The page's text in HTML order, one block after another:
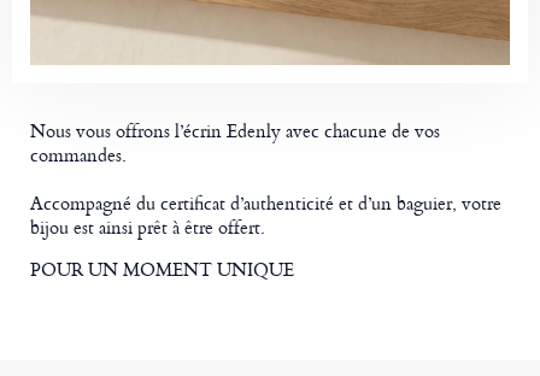
Nous vous offrons l’écrin Edenly avec chacune de vos
commandes.
Accompagné du certificat d’authenticité et d’un baguier, votre
bijou est ainsi prêt à être offert.
POUR UN MOMENT UNIQUE